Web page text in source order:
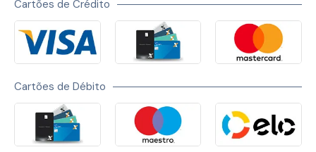
Cartões de Crédito
Cartões de Débito